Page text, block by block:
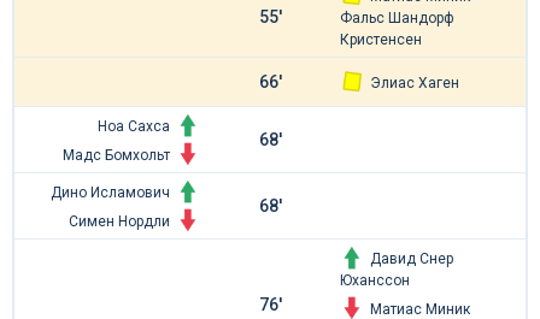
55'
Фальс Шандорф
Кристенсен
66' Элиас Хаген
Ноа Сахса
Мадс Бомхольт
68'
Дино Исламович
Симен Нордли
68'
76'
Давид Снер
Юханссон
Матиас Миник